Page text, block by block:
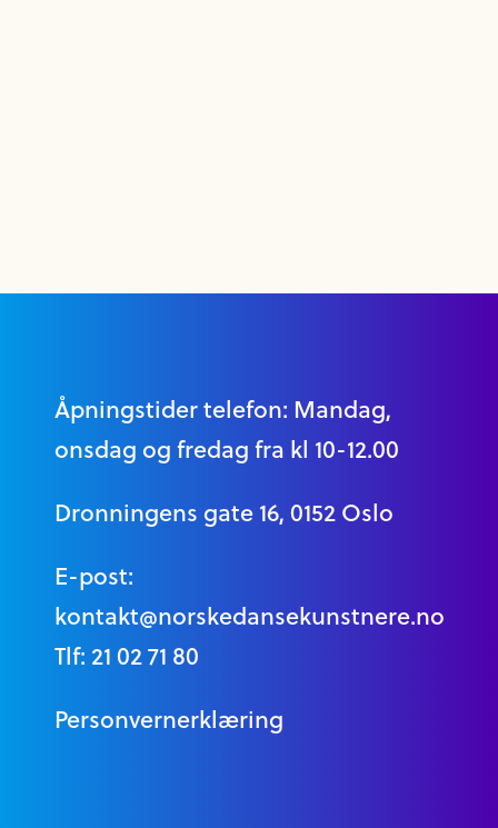
Åpningstider telefon: Mandag,
onsdag og fredag fra kl 10-12.00
Dronningens gate 16, 0152 Oslo
E-post:
kontakt@norskedansekunstnere.no
Tlf: 21 02 71 80
Personvernerklæring